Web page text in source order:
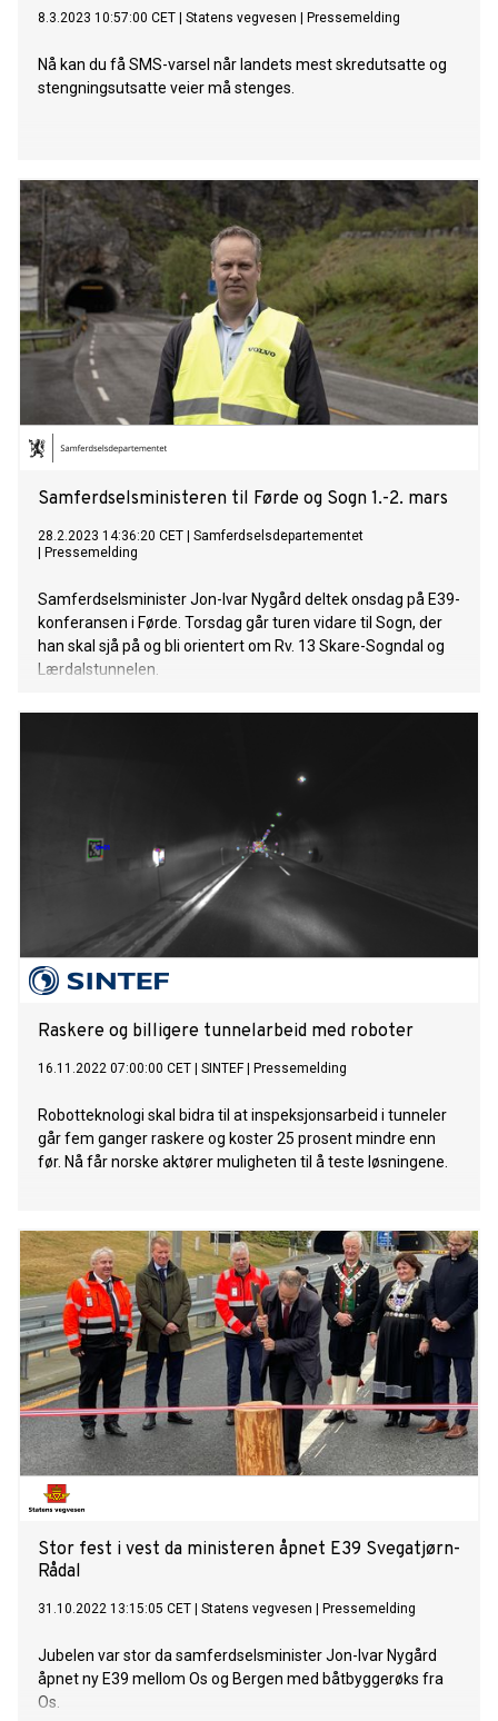
8.3.2023 10:57:00 CET Statens vegvesen Pressemelding
Nå kan du få SMS-varsel når landets mest skredutsatte og
stengningsutsatte veier må stenges.
Samferdselsministeren til Førde og Sogn 1.-2. mars
28.2.2023 14:36:20 CET
Samferdselsdepartementet
Pressemelding
Samferdselsminister Jon-Ivar Nygård deltek onsdag på E39-
konferansen i Førde. Torsdag går turen vidare til Sogn, der
han skal sjå på og bli orientert om Rv. 13 Skare-Sogndal og
Lærdalstunnelen.
Raskere og billigere tunnelarbeid med roboter
16.11.2022 07:00:00 CET SINTEF| Pressemelding
Robotteknologi skal bidra til at inspeksjonsarbeid i tunneler
går fem ganger raskere og koster 25 prosent mindre enn
før. Nå får norske aktører muligheten til å teste løsningene.
Stor fest i vest da ministeren åpnet E39 Svegatjørn-
Rådal
31.10.2022 13:15:05 CET Statens vegvesen Pressemelding
Jubelen var stor da samferdselsminister Jon-Ivar Nygård
åpnet ny E39 mellom Os og Bergen med båtbyggerøks fra
Os.